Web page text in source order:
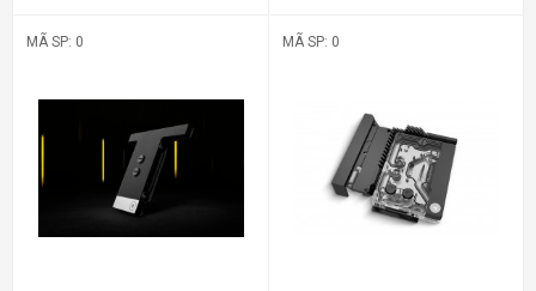
MÃ SP: 0 MÃ SP: 0